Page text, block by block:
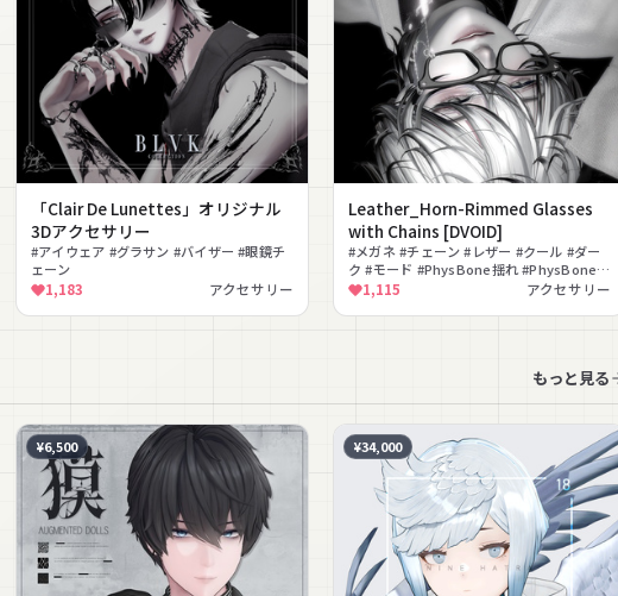
「Clair De Lunettes」オリジナル
3Dアクセサリー
#アイウェア #グラサン #バイザー #眼鏡チ
ェーン
1,183
アクセサリー
Leather_Horn-Rimmed Glasses
with Chains [DVOID]
#メガネ #チェーン #レザー #クール #ダー
ク #モード #PhysBone揺れ #PhysBone対
応1,115 アクセサリー
もっと見る
¥6,500 ¥34,000